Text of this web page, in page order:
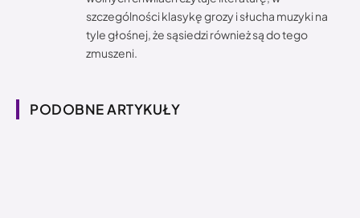
szczególności klasykę grozy i słucha muzyki na
tyle głośnej, że sąsiedzi również są do tego
zmuszeni.
PODOBNE ARTYKUŁY